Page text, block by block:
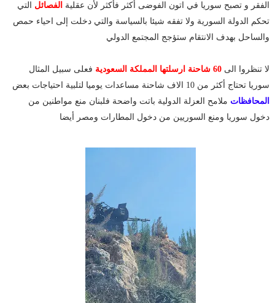
الفقر و تصبح سوريا في اتون الفوضى أكثر فأكثر لأن عقلية الفصائل التي
تحكم الدولة السورية ولا تفقه شيئا بالسياسة والتي دخلت إلى احياء حمص
والساحل بهدف الانتقام ستؤجج المجتمع الدولي
لا تنظروا الى 60 شاحنة ارسلتها المملكة السعودية
فعلى سبيل المثال
سوريا تحتاج أكثر من 10 الاف شاحنة مساعدات يوميا لتلبية احتياجات بعض
المحافظات ملامح العزلة الدولية باتت واضحة فلبنان منع مواطنين من
دخول سوريا ومنع السوريين من دخول المطارات ومصر أيضا